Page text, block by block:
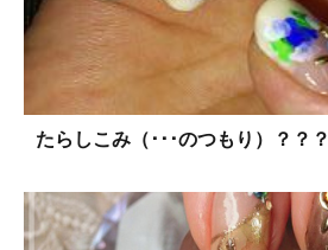
たらしこみ（･･･のつもり）？？？